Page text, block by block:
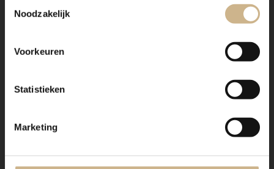
Noodzakelijk
Voorkeuren
Statistieken
Marketing
IK HEB EEN VRAAG
Verzending